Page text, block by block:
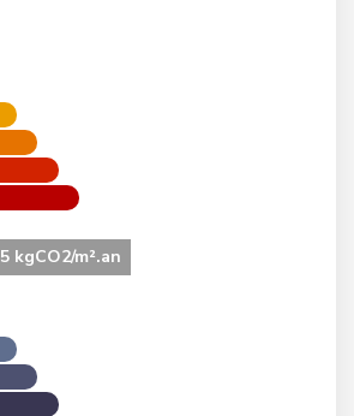
5 kgCO2/m².an